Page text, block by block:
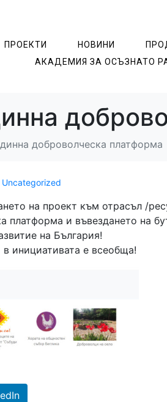
ПРОЕКТИ НОВИНИ
АКАДЕМИЯ ЗА ОСЪЗНАТO
доброволческа платформа
Uncategorized
на проект към отрасъл /
платформа и въвездането на
на България!
инициативата е всеобща!